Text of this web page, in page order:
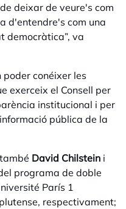
deixar de veure's com
d'entendre's com una
democràtica”, va
poder conéixer les
exerceix el Consell per
institucional i per
pública de la
David Chilstein i
programa de doble
París 1
respectivament;